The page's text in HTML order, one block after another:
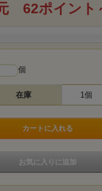
62ポイント
個
在庫 1個